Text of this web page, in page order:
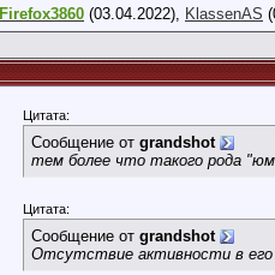
Firefox3860 (03.04.2022), KlassenAS
Цитата:
Сообщение от grandshot
тем более что такого рода
Цитата:
Сообщение от grandshot
Отсутствие активности в его